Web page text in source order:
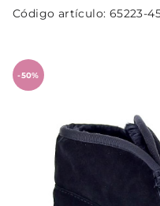
Código artículo: 65223-
-50%